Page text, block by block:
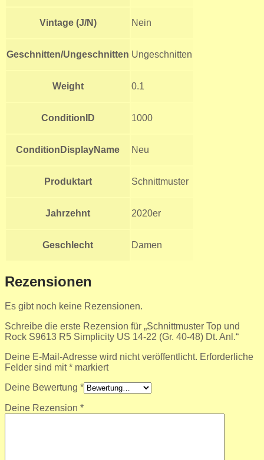
Vintage (J/N) Nein
Geschnitten/Ungeschnitten Ungeschnitten
Weight 0.1
ConditionID 1000
ConditionDisplayName Neu
Produktart Schnittmuster
Jahrzehnt 2020er
Geschlecht Damen
Rezensionen
Es gibt noch keine Rezensionen.
Schreibe die erste Rezension für „Schnittmuster Top und
Rock S9613 R5 Simplicity US 14-22 (Gr. 40-48) Dt. Anl.“
Deine E-Mail-Adresse wird nicht veröffentlicht. Erforderliche
Felder sind mit* markiert
Deine Bewertung *
Deine Rezension *